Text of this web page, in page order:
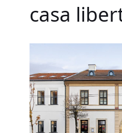
casa